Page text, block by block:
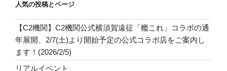
人気の投稿とページ
【C2機関】C2機関公式横須賀遠征「艦これ」コラボの通
年展開、2/7(土)より開始予定の公式コラボ店をご案内し
ます！(2026/2/5)
リアルイベント